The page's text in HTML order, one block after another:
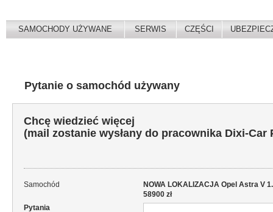
SAMOCHODY UŻYWANE SERWIS CZĘŚCI
Pytanie o samochód używany
Chcę wiedzieć więcej
(mail zostanie wysłany do pracownika Dixi-Car
Samochód
NOWA LOKALIZACJA Opel Astra V
58900 zł
Pytania